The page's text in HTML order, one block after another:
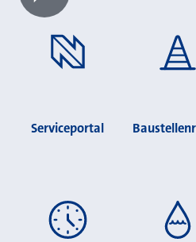
Chatbot laden?
Serviceportal